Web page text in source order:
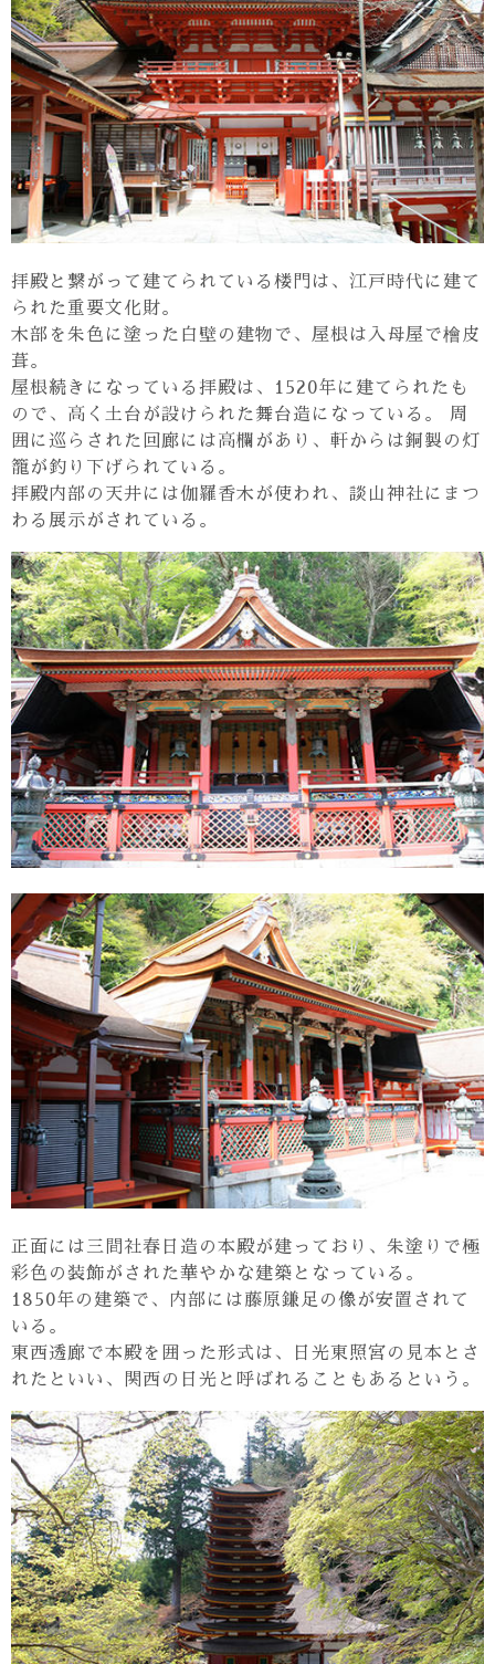
拝殿と繋がって建てられている楼門は、江戸時代に建て
られた重要文化財。
木部を朱色に塗った白壁の建物で、屋根は入母屋で檜皮
葺。
屋根続きになっている拝殿は、1520年に建てられたも
ので、高く土台が設けられた舞台造になっている。 周
囲に巡らされた回廊には高欄があり、軒からは銅製の灯
籠が釣り下げられている。
拝殿内部の天井には伽羅香木が使われ、談山神社にまつ
わる展示がされている。
正面には三間社春日造の本殿が建っており、朱塗りで極
彩色の装飾がされた華やかな建築となっている。
1850年の建築で、内部には藤原鎌足の像が安置されて
いる。
東西透廊で本殿を囲った形式は、日光東照宮の見本とさ
れたといい、関西の日光と呼ばれることもあるという。